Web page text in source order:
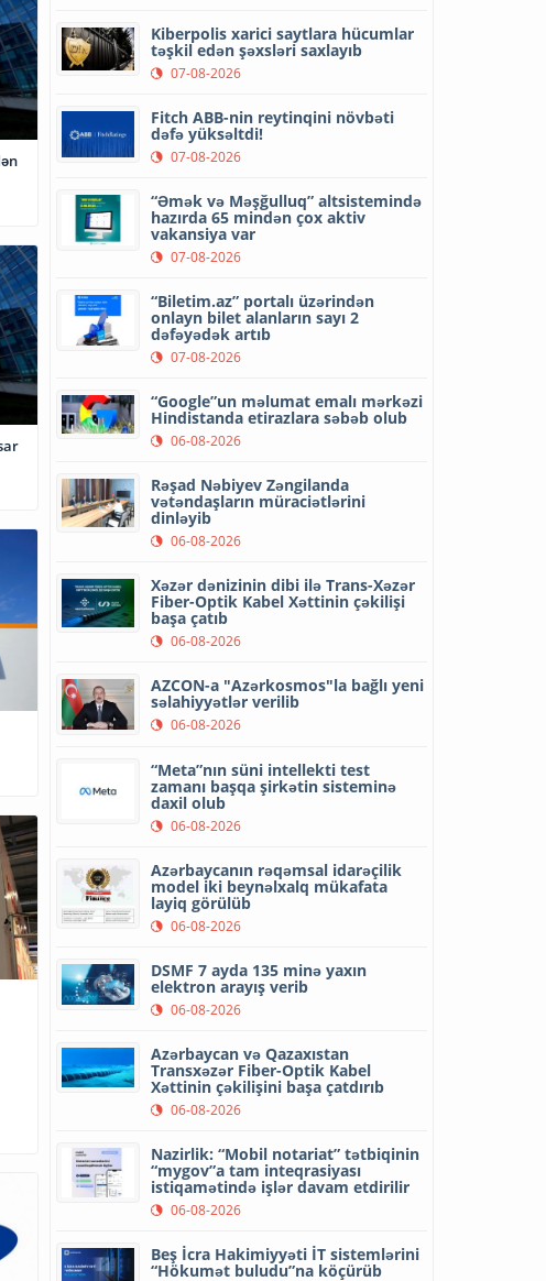
Kiberpolis xarici saytlara hücumlar
təşkil edən şəxsləri saxlayıb
07-08-2026
Fitch ABB-nin reytinqini növbəti
dəfə yüksəltdi!
07-08-2026
“Əmək və Məşğulluq” altsistemində
hazırda 65 mindən çox aktiv
vakansiya var
07-08-2026
“Biletim.az” portalı üzərindən
onlayn bilet alanların sayı 2
dəfəyədək artıb
07-08-2026
“Google”un məlumat emalı mərkəzi
Hindistanda etirazlara səbəb olub
06-08-2026
Rəşad Nəbiyev Zəngilanda
vətəndaşların müraciətlərini
dinləyib
06-08-2026
Xəzər dənizinin dibi ilə Trans-Xəzər
Fiber-Optik Kabel Xəttinin çəkilişi
başa çatıb
06-08-2026
AZCON-a "Azərkosmos"la bağlı yeni
səlahiyyətlər verilib
06-08-2026
“Meta”nın süni intellekti test
zamanı başqa şirkətin sisteminə
daxil olub
06-08-2026
Azərbaycanın rəqəmsal idarəçilik
model iki beynəlxalq mükafata
layiq görülüb
06-08-2026
DSMF 7 ayda 135 minə yaxın
elektron arayış verib
06-08-2026
Azərbaycan və Qazaxıstan
Transxəzər Fiber-Optik Kabel
Xəttinin çəkilişini başa çatdırıb
06-08-2026
Nazirlik: “Mobil notariat” tətbiqinin
“mygov”a tam inteqrasiyası
istiqamətində işlər davam etdirilir
06-08-2026
Beş İcra Hakimiyyəti İT sistemlərini
“Hökumət buludu”na köçürüb